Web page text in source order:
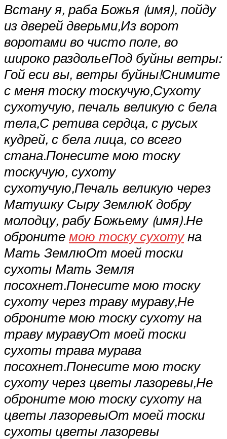
Встану я, раба Божья (имя), пойду
из дверей дверьми,Из ворот
воротами во чисто поле, во
широко раздольеПод буйны ветры:
Гой еси вы, ветры буйны!Снимите
с меня тоску тоскучую,Сухоту
сухотучую, печаль великую с бела
тела,С ретива сердца, с русых
кудрей, с бела лица, со всего
стана.Понесите мою тоску
тоскучую, сухоту
сухотучую,Печаль великую через
Матушку Сыру ЗемлюК добру
молодцу, рабу Божьему (имя).Не
оброните мою тоску сухотуна
Мать ЗемлюОт моей тоски
сухоты Мать Земля
посохнет.Понесите мою тоску
сухоту через траву мураву,Не
оброните мою тоску сухоту на
траву муравуОт моей тоски
сухоты трава мурава
посохнет.Понесите мою тоску
сухоту через цветы лазоревы,Не
оброните мою тоску сухоту на
цветы лазоревыОт моей тоски
сухоты цветы лазоревы